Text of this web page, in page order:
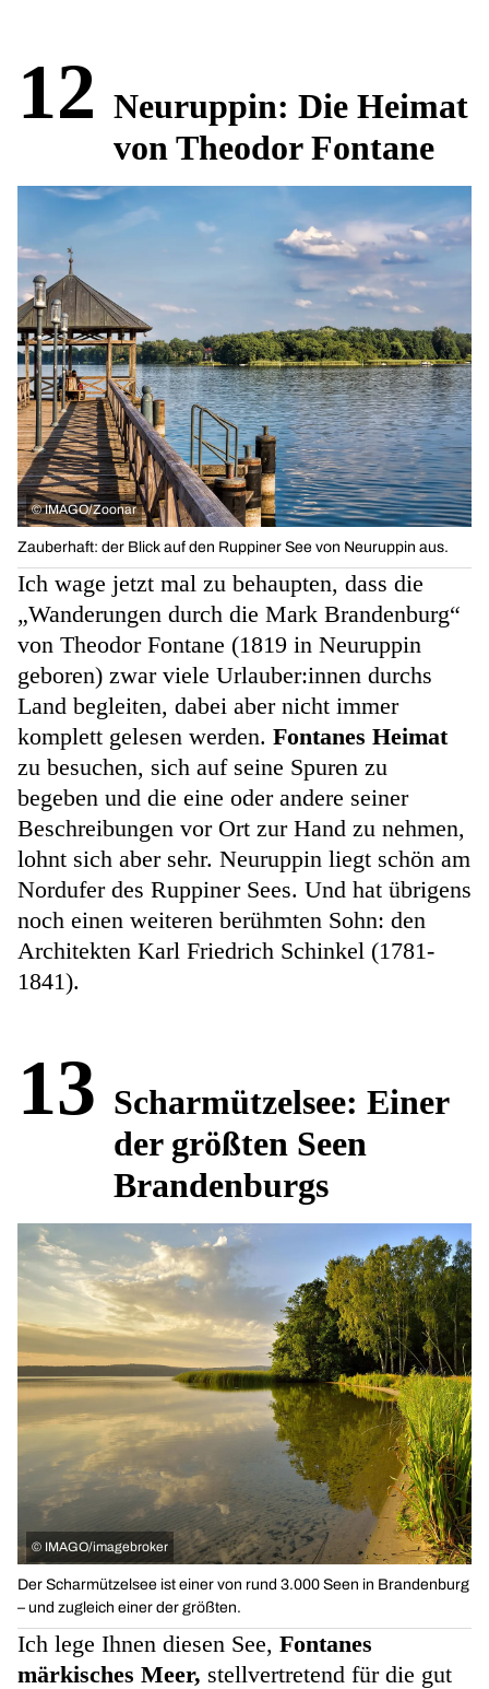
12 Neuruppin: Die Heimat
von Theodor Fontane
© IMAGO/Zoonar
Zauberhaft: der Blick auf den Ruppiner See von Neuruppin aus.
Ich wage jetzt mal zu behaupten, dass die
„Wanderungen durch die Mark Brandenburg“
von Theodor Fontane (1819 in Neuruppin
geboren) zwar viele Urlauber:innen durchs
Land begleiten, dabei aber nicht immer
komplett gelesen werden. Fontanes Heimat
zu besuchen, sich auf seine Spuren zu
begeben und die eine oder andere seiner
Beschreibungen vor Ort zur Hand zu nehmen,
lohnt sich aber sehr. Neuruppin liegt schön am
Nordufer des Ruppiner Sees. Und hat übrigens
noch einen weiteren berühmten Sohn: den
Architekten Karl Friedrich Schinkel (1781-
1841).
13 Scharmützelsee: Einer
der größten Seen
Brandenburgs
© IMAGO/imagebroker
Der Scharmützelsee ist einer von rund 3.000 Seen in Brandenburg
– und zugleich einer der größten.
Ich lege Ihnen diesen See, Fontanes
märkisches Meer, stellvertretend für die gut